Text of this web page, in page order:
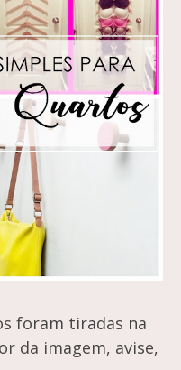
foram tiradas na
da imagem, avise,